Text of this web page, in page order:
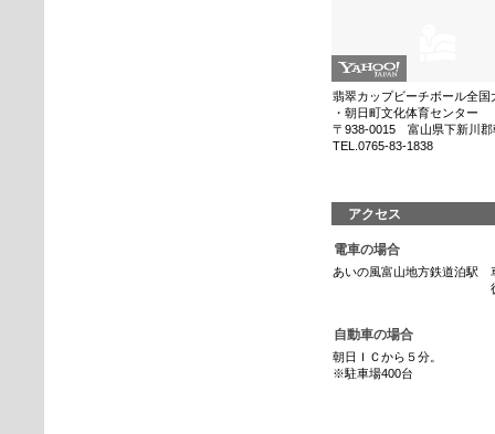
翡翠カップビーチボール全国
・朝日町文化体育センター
〒938-0015 富山県下新川郡
TEL.0765-83-1838
アクセス
電車の場合
あいの風富山地方鉄道泊駅
徒歩で１
自動車の場合
朝日ＩＣから５分。
※駐車場400台